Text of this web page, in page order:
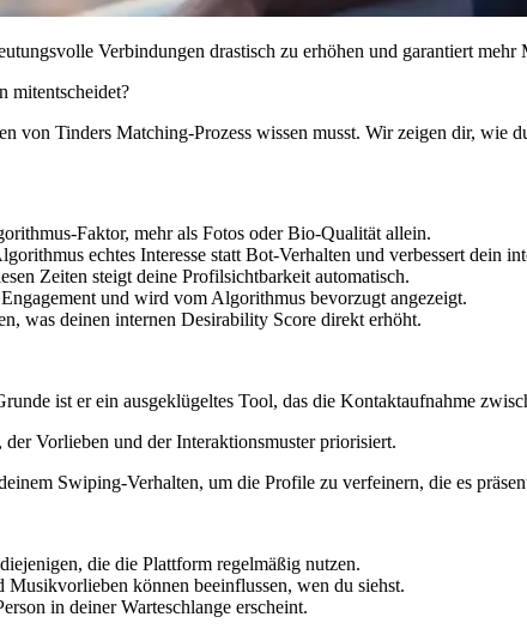
Verbindungen drastisch zu erhöhen und garantiert mehr
mitentscheidet?
von Tinders Matching-Prozess wissen musst. Wir zeigen dir, wie
Faktor, mehr als Fotos oder Bio-Qualität allein.
echtes Interesse statt Bot-Verhalten und verbessert dein
Zeiten steigt deine Profilsichtbarkeit automatisch.
und wird vom Algorithmus bevorzugt angezeigt.
was deinen internen Desirability Score direkt erhöht.
ist er ein ausgeklügeltes Tool, das die Kontaktaufnahme
Vorlieben und der Interaktionsmuster priorisiert.
Swiping-Verhalten, um die Profile zu verfeinern, die es
die die Plattform regelmäßig nutzen.
können beeinflussen, wen du siehst.
in deiner Warteschlange erscheint.